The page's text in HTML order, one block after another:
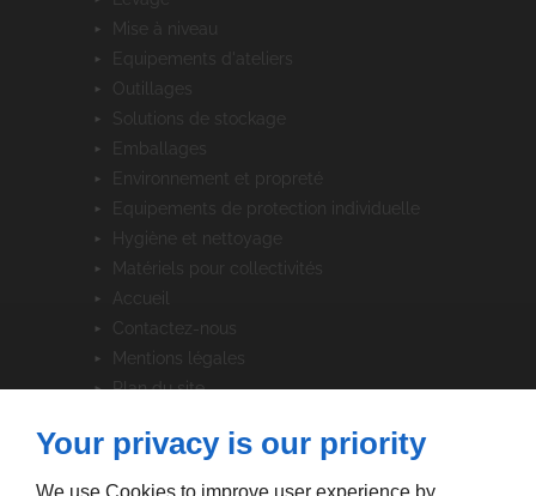
mise à niveau
equipements d'ateliers
outillages
solutions de stockage
emballages
environnement et propreté
equipements de protection individuelle
hygiène et nettoyage
matériels pour collectivités
accueil
contactez-nous
mentions légales
plan du site
SUIVEZ-NOUS
Your privacy is our priority
We use Cookies to improve user experience by